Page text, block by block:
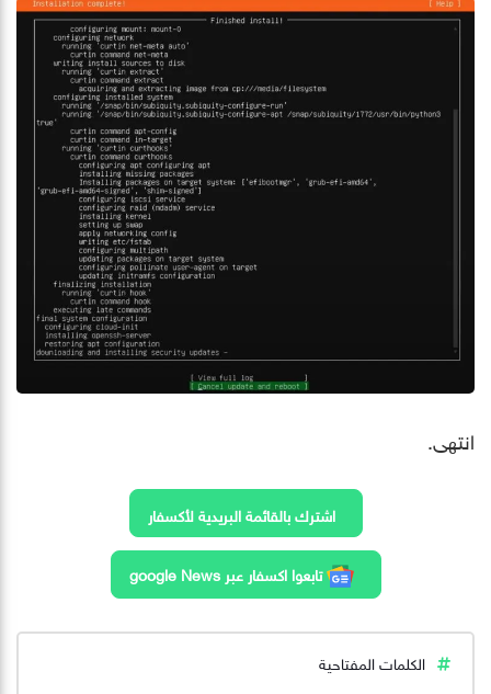
انتهى.
اشترك بالقائمة البريدية لأكسفار
تابعوا اكسفار عبر google News
الكلمات المفتاحية